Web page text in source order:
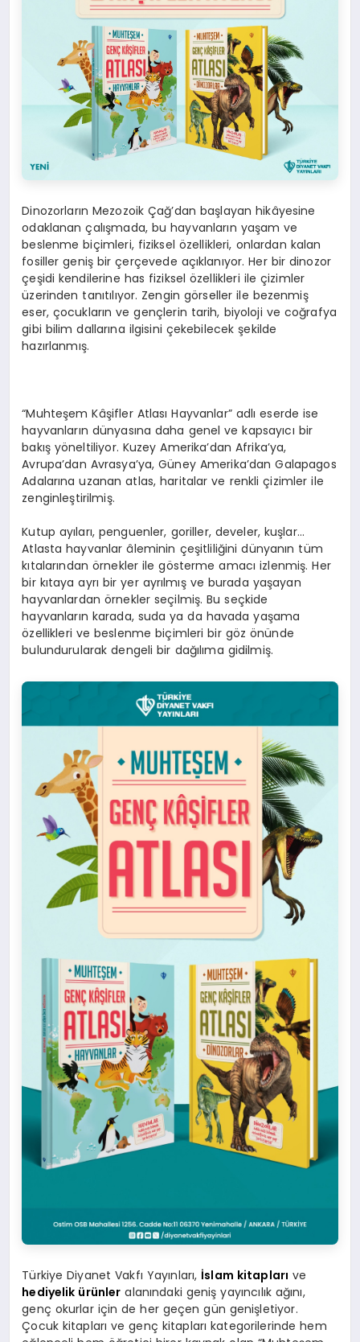
Dinozorların Mezozoik Çağ’dan başlayan hikâyesine
odaklanan çalışmada, bu hayvanların yaşam ve
beslenme biçimleri, fiziksel özellikleri, onlardan kalan
fosiller geniş bir çerçevede açıklanıyor. Her bir dinozor
çeşidi kendilerine has fiziksel özellikleri ile çizimler
üzerinden tanıtılıyor. Zengin görseller ile bezenmiş
eser, çocukların ve gençlerin tarih, biyoloji ve coğrafya
gibi bilim dallarına ilgisini çekebilecek şekilde
hazırlanmış.
“Muhteşem Kâşifler Atlası Hayvanlar” adlı eserde ise
hayvanların dünyasına daha genel ve kapsayıcı bir
bakış yöneltiliyor. Kuzey Amerika’dan Afrika’ya,
Avrupa’dan Avrasya’ya, Güney Amerika’dan Galapagos
Adalarına uzanan atlas, haritalar ve renkli çizimler ile
zenginleştirilmiş.
Kutup ayıları, penguenler, goriller, develer, kuşlar…
Atlasta hayvanlar âleminin çeşitliliğini dünyanın tüm
kıtalarından örnekler ile gösterme amacı izlenmiş. Her
bir kıtaya ayrı bir yer ayrılmış ve burada yaşayan
hayvanlardan örnekler seçilmiş. Bu seçkide
hayvanların karada, suda ya da havada yaşama
özellikleri ve beslenme biçimleri bir göz önünde
bulundurularak dengeli bir dağılıma gidilmiş.
Türkiye Diyanet Vakfı Yayınları, İslam kitapları ve
hediyelik ürünler alanındaki geniş yayıncılık ağını,
genç okurlar için de her geçen gün genişletiyor.
Çocuk kitapları ve genç kitapları kategorilerinde hem